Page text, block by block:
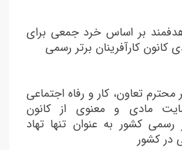
بر اساس خرد جمعی برای
کانون کارآفرینان برتر رسمی
محترم تعاون، کار و رفاه اجتماعی
مادی و معنوی از کانون
رسمی کشور به عنوان تنها تهاد
در کشور